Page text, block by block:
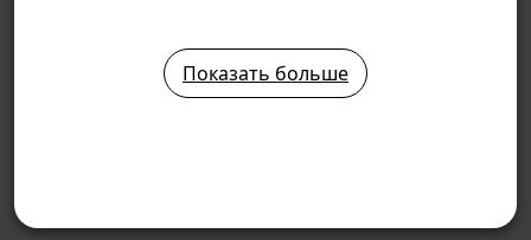
Показать больше